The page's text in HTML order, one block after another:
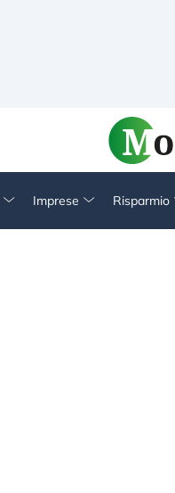
Imprese Risparmio